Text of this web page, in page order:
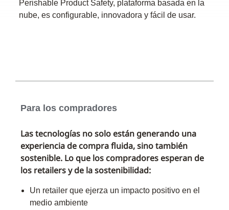
Perishable Product Safety, plataforma basada en la
nube, es configurable, innovadora y fácil de usar.
Para los compradores
Las tecnologías no solo están generando una
experiencia de compra fluida, sino también
sostenible. Lo que los compradores esperan de
los retailers y de la sostenibilidad:
Un retailer que ejerza un impacto positivo en el
medio ambiente